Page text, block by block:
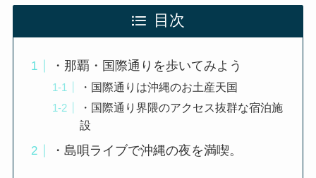
目次
・那覇・国際通りを歩いてみよう
・国際通りは沖縄のお土産天国
・国際通り界隈のアクセス抜群な宿泊施
設
・島唄ライブで沖縄の夜を満喫。